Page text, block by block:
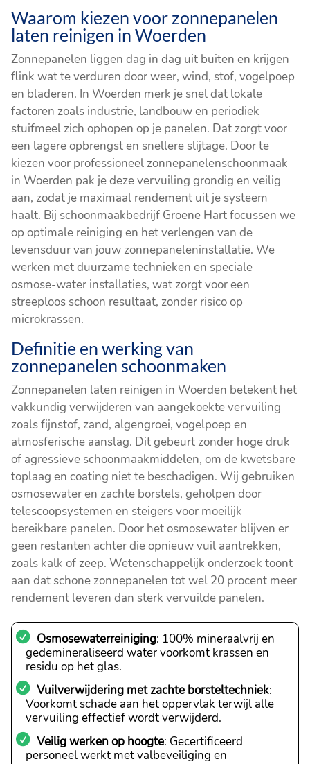
Waarom kiezen voor zonnepanelen
laten reinigen in Woerden
Zonnepanelen liggen dag in dag uit buiten en krijgen
flink wat te verduren door weer, wind, stof, vogelpoep
en bladeren. In Woerden merk je snel dat lokale
factoren zoals industrie, landbouw en periodiek
stuifmeel zich ophopen op je panelen. Dat zorgt voor
een lagere opbrengst en snellere slijtage. Door te
kiezen voor professioneel zonnepanelenschoonmaak
in Woerden pak je deze vervuiling grondig en veilig
aan, zodat je maximaal rendement uit je systeem
haalt. Bij schoonmaakbedrijf Groene Hart focussen we
op optimale reiniging en het verlengen van de
levensduur van jouw zonnepaneleninstallatie. We
werken met duurzame technieken en speciale
osmose-water installaties, wat zorgt voor een
streeploos schoon resultaat, zonder risico op
microkrassen.
Definitie en werking van
zonnepanelen schoonmaken
Zonnepanelen laten reinigen in Woerden betekent het
vakkundig verwijderen van aangekoekte vervuiling
zoals fijnstof, zand, algengroei, vogelpoep en
atmosferische aanslag. Dit gebeurt zonder hoge druk
of agressieve schoonmaakmiddelen, om de kwetsbare
toplaag en coating niet te beschadigen. Wij gebruiken
osmosewater en zachte borstels, geholpen door
telescoopsystemen en steigers voor moeilijk
bereikbare panelen. Door het osmosewater blijven er
geen restanten achter die opnieuw vuil aantrekken,
zoals kalk of zeep. Wetenschappelijk onderzoek toont
aan dat schone zonnepanelen tot wel 20 procent meer
rendement leveren dan sterk vervuilde panelen.
Osmosewaterreiniging: 100% mineraalvrij en
gedemineraliseerd water voorkomt krassen en
residu op het glas.
Vuilverwijdering met zachte borsteltechniek:
Voorkomt schade aan het oppervlak terwijl alle
vervuiling effectief wordt verwijderd.
Veilig werken op hoogte: Gecertificeerd
personeel werkt met valbeveiliging en